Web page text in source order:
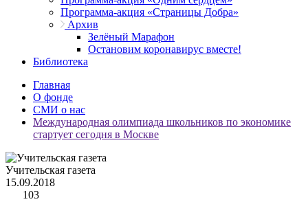
Программа-акция «Страницы Добра»
Архив
Зелёный Марафон
Остановим коронавирус вместе!
Библиотека
Главная
О фонде
СМИ о нас
Международная олимпиада школьников по экономике
стартует сегодня в Москве
Учительская газета
15.09.2018
103